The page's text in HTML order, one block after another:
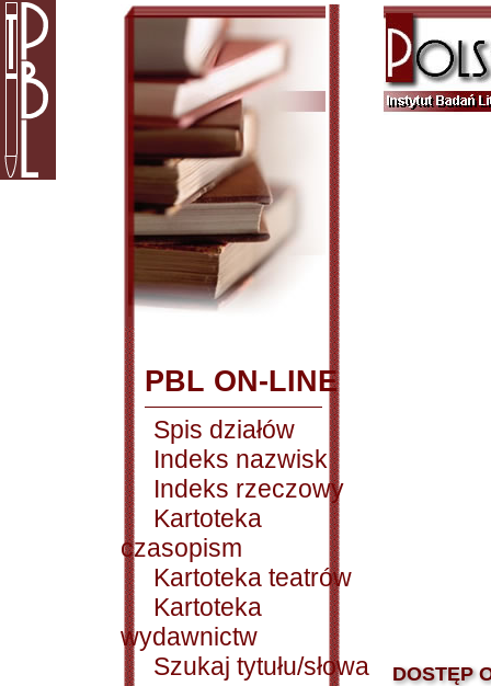
PBL ON-LINE
Spis działów
Indeks nazwisk
Indeks rzeczowy
Kartoteka
czasopism
Kartoteka teatrów
Kartoteka
wydawnictw
Szukaj tytułu/słowa
DOSTĘP